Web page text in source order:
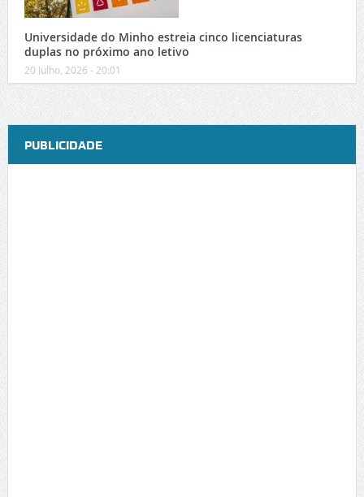
Universidade do Minho estreia cinco licenciaturas
duplas no próximo ano letivo
20 Julho, 2026 - 20:01
PUBLICIDADE